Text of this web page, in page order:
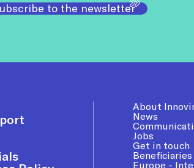
to the newsletter
About
News
Jobs
Get in touch
Beneficiaries
Europe -